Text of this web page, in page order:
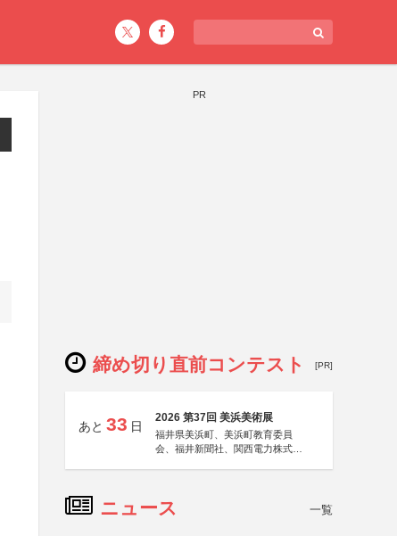
PR
締め切り直前コンテスト [PR]
あと 33 日
2026 第37回 美浜美術展
福井県美浜町、美浜町教育委員
会、福井新聞社、関西電力株式会
ニュース 一覧